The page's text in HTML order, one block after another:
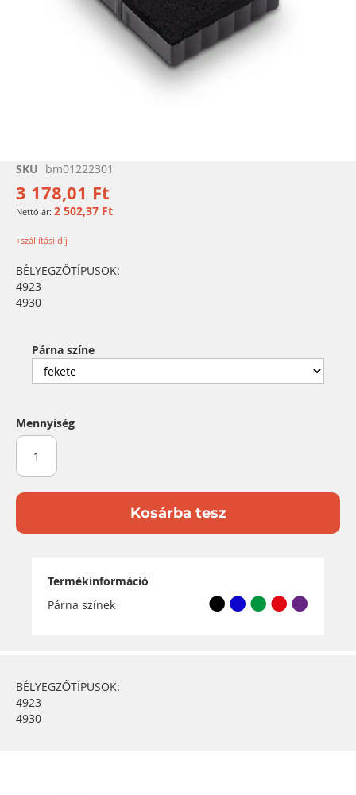
Ugrás
képgaléria
elejére
SKU bm01222301
3 178,01 Ft
2 502,37 Ft
+szállítási díj
BÉLYEGZŐTÍPUSOK:
4923
4930
Párna színe
Mennyiség
Kosárba tesz
Termékinformáció
Párna színek
BÉLYEGZŐTÍPUSOK:
4923
4930